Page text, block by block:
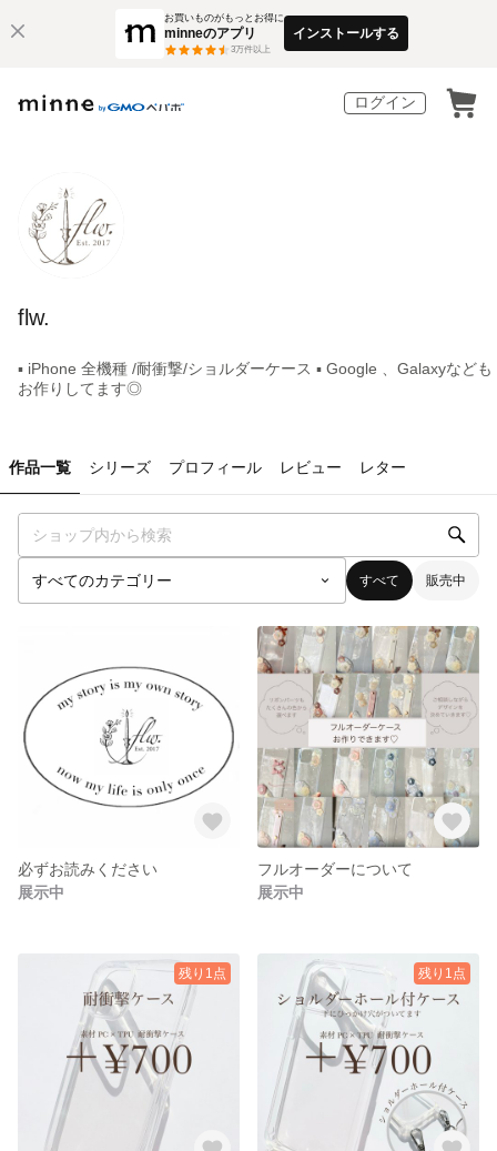
お買いものがもっとお得に
minneのアプリ
3万件以上
インストールする
ログイン
flw.
▪︎ iPhone 全機種 /耐衝撃/ショルダーケース ▪︎ Google 、Galaxyなども
お作りしてます◎
作品一覧 シリーズ プロフィール レビュー レター
すべて 販売中
必ずお読みください
展示中
フルオーダーについて
展示中
残り1点 残り1点